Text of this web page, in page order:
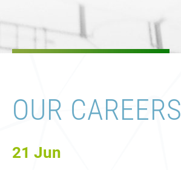
OUR CAREERS
21 Jun